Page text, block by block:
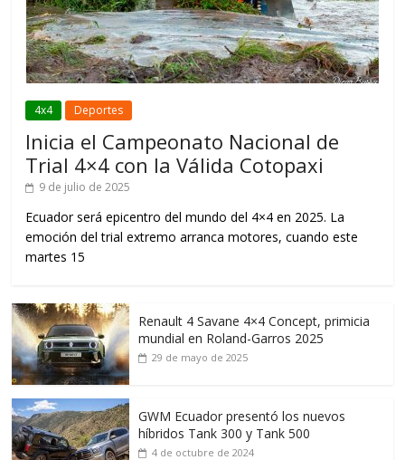
4x4 Deportes
Inicia el Campeonato Nacional de
Trial 4×4 con la Válida Cotopaxi
9 de julio de 2025
Ecuador será epicentro del mundo del 4×4 en 2025. La
emoción del trial extremo arranca motores, cuando este
martes 15
Renault 4 Savane 4×4 Concept, primicia
mundial en Roland-Garros 2025
29 de mayo de 2025
GWM Ecuador presentó los nuevos
híbridos Tank 300 y Tank 500
4 de octubre de 2024